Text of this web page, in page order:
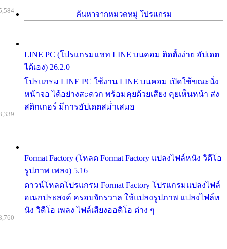
ค้นหาจากหมวดหมู่ โปรแกรม
LINE PC (โปรแกรมแชท LINE บนคอม ติดตั้งง่าย อัปเดต
ได้เอง) 26.2.0
โปรแกรม LINE PC ใช้งาน LINE บนคอม เปิดใช้ขณะนั่ง
หน้าจอ ได้อย่างสะดวก พร้อมคุยด้วยเสียง คุยเห็นหน้า ส่ง
สติกเกอร์ มีการอัปเดตสม่ำเสมอ
Format Factory (โหลด Format Factory แปลงไฟล์หนัง วิดีโอ
รูปภาพ เพลง) 5.16
ดาวน์โหลดโปรแกรม Format Factory โปรแกรมแปลงไฟล์
อเนกประสงค์ ครอบจักรวาล ใช้แปลงรูปภาพ แปลงไฟล์ห
นัง วิดีโอ เพลง ไฟล์เสียงออดิโอ ต่าง ๆ